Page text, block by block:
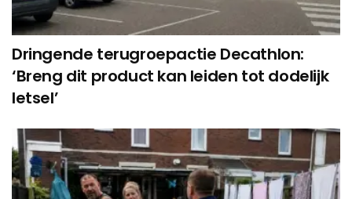
Dringende terugroepactie Decathlon:
‘Breng dit product kan leiden tot dodelijk
letsel’